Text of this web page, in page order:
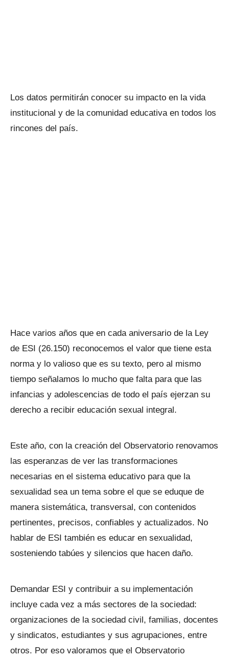
Los datos permitirán conocer su impacto en la vida
institucional y de la comunidad educativa en todos los
rincones del país.
Hace varios años que en cada aniversario de la Ley
de ESI (26.150) reconocemos el valor que tiene esta
norma y lo valioso que es su texto, pero al mismo
tiempo señalamos lo mucho que falta para que las
infancias y adolescencias de todo el país ejerzan su
derecho a recibir educación sexual integral.
Este año, con la creación del Observatorio renovamos
las esperanzas de ver las transformaciones
necesarias en el sistema educativo para que la
sexualidad sea un tema sobre el que se eduque de
manera sistemática, transversal, con contenidos
pertinentes, precisos, confiables y actualizados. No
hablar de ESI también es educar en sexualidad,
sosteniendo tabúes y silencios que hacen daño.
Demandar ESI y contribuir a su implementación
incluye cada vez a más sectores de la sociedad:
organizaciones de la sociedad civil, familias, docentes
y sindicatos, estudiantes y sus agrupaciones, entre
otros. Por eso valoramos que el Observatorio